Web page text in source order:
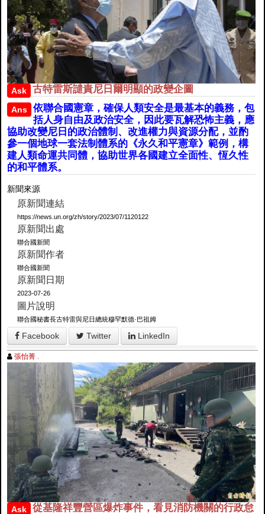
Ask 古特雷斯譴責尼日爾明顯的政變企圖
Ans
依聯合國憲章，確保人類安全是最基本的義務，包
括人身自由及政治安全，因此要瓦解恐怖主義，應
協助改變尼日的政治體制、改進權力與資源分配，並酌
參一個地球一套法制體系的《永久和平憲章》範例，構
建人類命運共同體，協助世界各國建立全面性、恆久性
的和平體系。
新聞來源
原新聞連結
https://news.un.org/zh/story/2023/07/1120122
原新聞出處
聯合國新聞
原新聞作者
聯合國新聞
原新聞日期
2023-07-26
圖片說明
聯合國秘書長古特雷與尼日總統穆罕默德·巴祖姆
Facebook Twitter LinkedIn
張怡菁 .
Ask
從基隆祥豐營區爆炸事件，看見消防機關的行政怠